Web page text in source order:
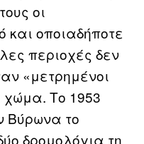
οι
και οποιαδήποτε
περιοχές δεν
«μετρημένοι
Το 1953
Βύρωνα το
δρομολόγια τη